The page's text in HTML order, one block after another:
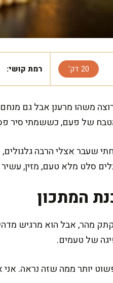
20 דק' רמת קושי:
משהו מרענן אבל גם
של פעם, כששמתי סיר
שעבר אצלי הרבה
סלט מלא טעם, מזין, עשיר
המתכון
של טעמים.
יותר ממה שזה נראה.